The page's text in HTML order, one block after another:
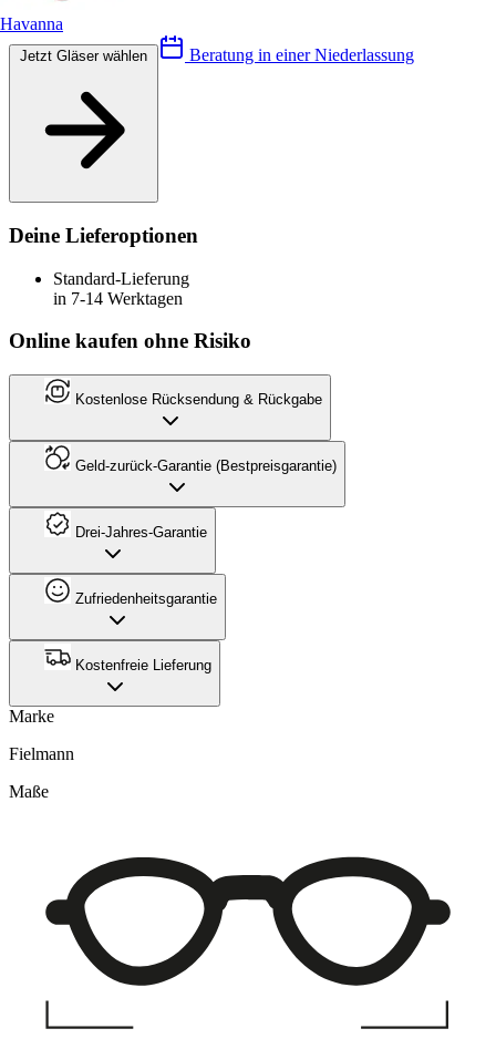
Havanna
Beratung in einer Niederlassung
Deine Lieferoptionen
Standard-Lieferung
in 7-14 Werktagen
Online kaufen ohne Risiko
Kostenlose Rücksendung & Rückgabe
Geld-zurück-Garantie (Bestpreisgarantie)
Drei-Jahres-Garantie
Zufriedenheitsgarantie
Kostenfreie Lieferung
Marke
Fielmann
Maße